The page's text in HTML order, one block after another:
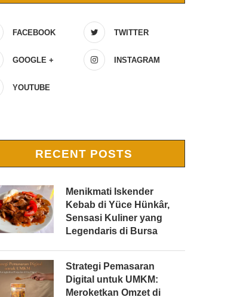
FACEBOOK TWITTER
GOOGLE + INSTAGRAM
YOUTUBE
RECENT POSTS
Menikmati Iskender
Kebab di Yüce Hünkâr,
Sensasi Kuliner yang
Legendaris di Bursa
Strategi Pemasaran
Digital untuk UMKM:
Meroketkan Omzet di